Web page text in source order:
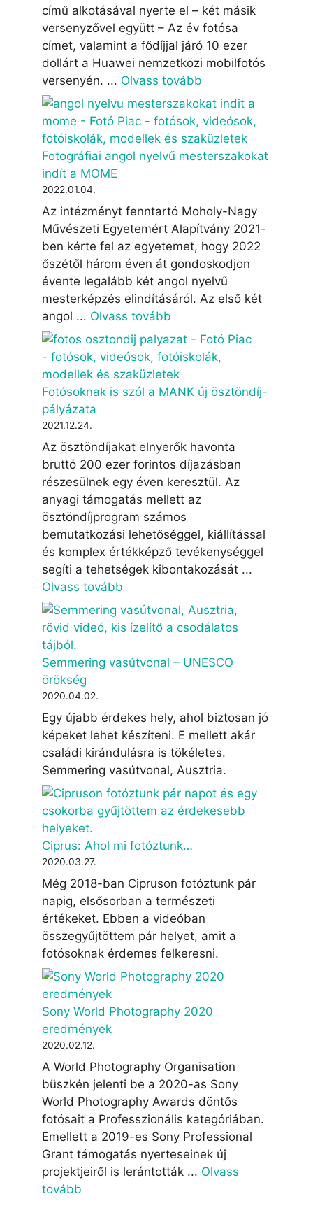
című alkotásával nyerte el – két másik
versenyzővel együtt – Az év fotósa
címet, valamint a fődíjjal járó 10 ezer
dollárt a Huawei nemzetközi mobilfotós
versenyén. ... Olvass tovább
Fotográfiai angol nyelvű mesterszakokat
indít a MOME
2022.01.04.
Az intézményt fenntartó Moholy-Nagy
Művészeti Egyetemért Alapítvány 2021-
ben kérte fel az egyetemet, hogy 2022
őszétől három éven át gondoskodjon
évente legalább két angol nyelvű
mesterképzés elindításáról. Az első két
angol ... Olvass tovább
Fotósoknak is szól a MANK új ösztöndíj-
pályázata
2021.12.24.
Az ösztöndíjakat elnyerők havonta
bruttó 200 ezer forintos díjazásban
részesülnek egy éven keresztül. Az
anyagi támogatás mellett az
ösztöndíjprogram számos
bemutatkozási lehetőséggel, kiállítással
és komplex értékképző tevékenységgel
segíti a tehetségek kibontakozását ...
Olvass tovább
Semmering vasútvonal – UNESCO
örökség
2020.04.02.
Egy újabb érdekes hely, ahol biztosan jó
képeket lehet készíteni. E mellett akár
családi kirándulásra is tökéletes.
Semmering vasútvonal, Ausztria.
Ciprus: Ahol mi fotóztunk…
2020.03.27.
Még 2018-ban Cipruson fotóztunk pár
napig, elsősorban a természeti
értékeket. Ebben a videóban
összegyűjtöttem pár helyet, amit a
fotósoknak érdemes felkeresni.
Sony World Photography 2020
eredmények
2020.02.12.
A World Photography Organisation
büszkén jelenti be a 2020-as Sony
World Photography Awards döntős
fotósait a Professzionális kategóriában.
Emellett a 2019-es Sony Professional
Grant támogatás nyerteseinek új
projektjeiről is lerántották ... Olvass
tovább